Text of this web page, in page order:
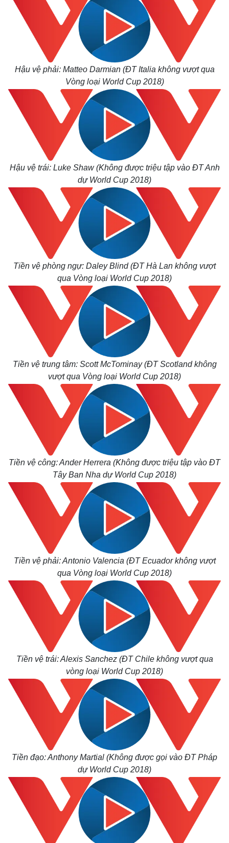
Cuộc sống đó đây
Multimedia
Video
Ảnh
E-Magazine
Infographic
Kinh tế
Bất động sản
Khởi nghiệp
Thị trường
Giá vàng
Tiêu dùng
Tỷ giá
Chứng khoán
Giá cà phê
Hậu vệ phải: Matteo Darmian (ĐT Italia không vượt qua
Vòng loại World Cup 2018)
Hậu vệ trái: Luke Shaw (Không được triệu tập vào ĐT Anh
dự World Cup 2018)
Tiền vệ phòng ngự: Daley Blind (ĐT Hà Lan không vượt
qua Vòng loại World Cup 2018)
Tiền vệ trung tâm: Scott McTominay (ĐT Scotland không
vượt qua Vòng loại World Cup 2018)
Tiền vệ công: Ander Herrera (Không được triệu tập vào ĐT
Tây Ban Nha dự World Cup 2018)
Tiền vệ phải: Antonio Valencia (ĐT Ecuador không vượt
qua Vòng loại World Cup 2018)
Tiền vệ trái: Alexis Sanchez (ĐT Chile không vượt qua
vòng loại World Cup 2018)
Tiền đạo: Anthony Martial (Không được gọi vào ĐT Pháp
dự World Cup 2018)